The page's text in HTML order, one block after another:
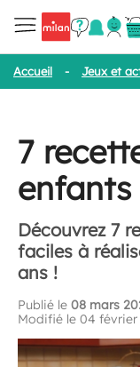
Accueil - Jeux et
7
enfants
Découvrez 7
faciles à
ans !
Publié le 08 mars
Modifié le 04 février